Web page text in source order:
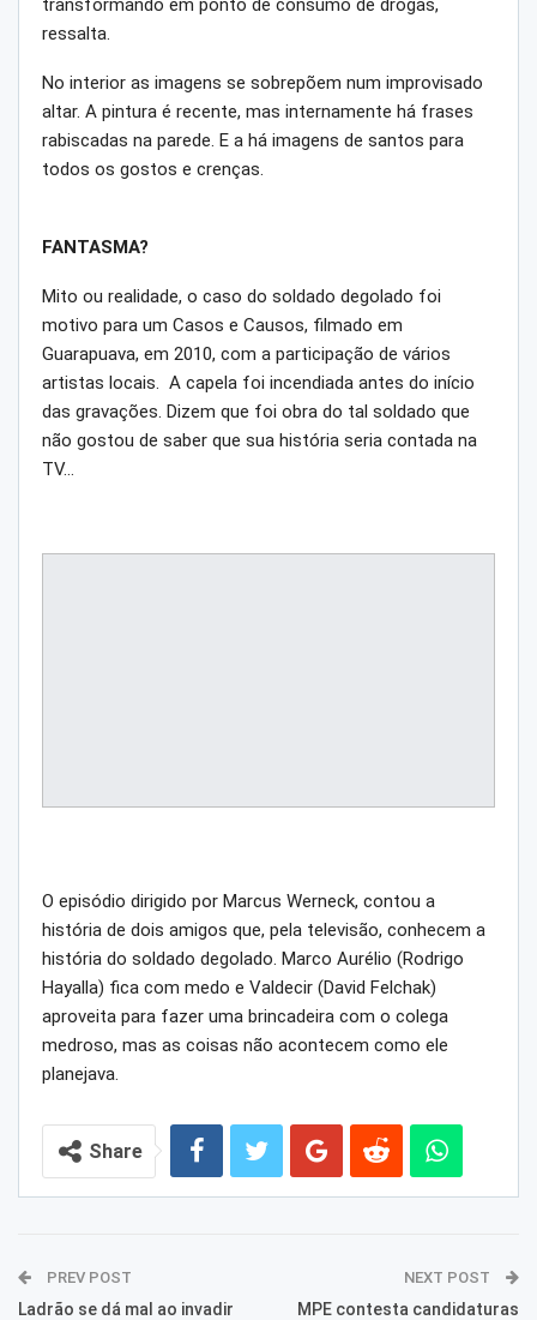
transformando em ponto de consumo de drogas,
ressalta.
No interior as imagens se sobrepõem num improvisado
altar. A pintura é recente, mas internamente há frases
rabiscadas na parede. E a há imagens de santos para
todos os gostos e crenças.
FANTASMA?
Mito ou realidade, o caso do soldado degolado foi
motivo para um Casos e Causos, filmado em
Guarapuava, em 2010, com a participação de vários
artistas locais. A capela foi incendiada antes do início
das gravações. Dizem que foi obra do tal soldado que
não gostou de saber que sua história seria contada na
TV…
O episódio dirigido por Marcus Werneck, contou a
história de dois amigos que, pela televisão, conhecem a
história do soldado degolado. Marco Aurélio (Rodrigo
Hayalla) fica com medo e Valdecir (David Felchak)
aproveita para fazer uma brincadeira com o colega
medroso, mas as coisas não acontecem como ele
planejava.
Share
PREV POST
Ladrão se dá mal ao invadir
NEXT POST
MPE contesta candidaturas